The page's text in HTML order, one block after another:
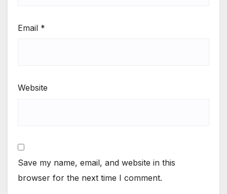
Email *
Website
Save my name, email, and website in this
browser for the next time I comment.